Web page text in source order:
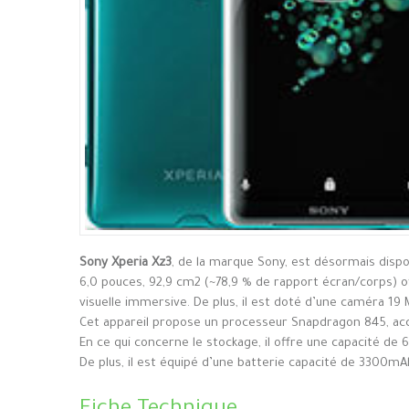
Sony Xperia Xz3, de la marque Sony, est désormais
6,0 pouces, 92,9 cm2 (~78,9 % de rapport écran/
visuelle immersive. De plus, il est doté d’une caméra
Cet appareil propose un processeur Snapdragon 845,
En ce qui concerne le stockage, il offre une capacité
De plus, il est équipé d’une batterie capacité de